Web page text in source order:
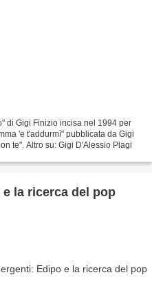
di Gigi Finizio incisa nel 1994 per
'e t'addurmì" pubblicata da Gigi
te". Altro su: Gigi D'Alessio Plagi
la ricerca del pop